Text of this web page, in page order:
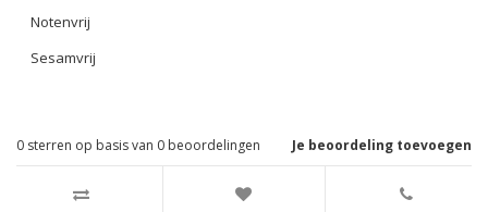
Notenvrij
Sesamvrij
Je beoordeling toevoegen
0 sterren op basis van 0 beoordelingen